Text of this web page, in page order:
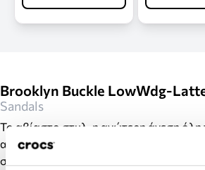
Brooklyn Buckle LowWdg-
Sandals
Το αβίαστο στυλ, η ανώτερη άνεση όλη
απόλυτη ευελιξία της γκαρνταρόμπας
συλλογή Crocs Brooklyn. Με την